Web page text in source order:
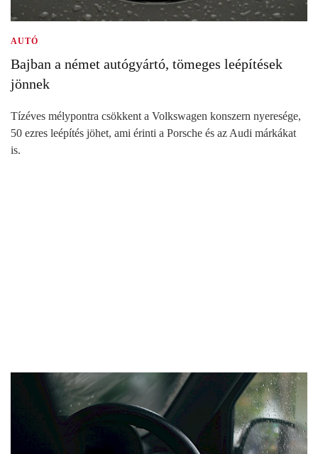
AUTÓ
Bajban a német autógyártó, tömeges leépítések
jönnek
Tízéves mélypontra csökkent a Volkswagen konszern nyeresége,
50 ezres leépítés jöhet, ami érinti a Porsche és az Audi márkákat
is.